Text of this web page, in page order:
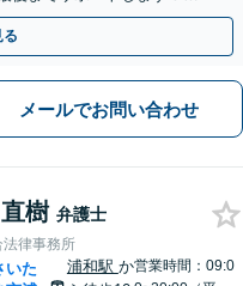
る
メールでお問い合わせ
樹 弁護士
法律事務所
いた
浦和駅 か営業時間：09:0